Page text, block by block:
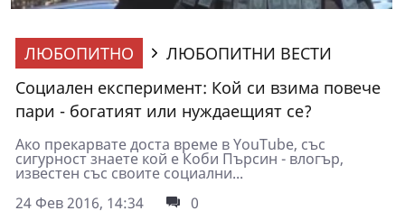
ЛЮБОПИТНО
ЛЮБОПИТНИ ВЕСТИ
Социален експеримент: Кой си взима повече
пари - богатият или нуждаещият се?
Ако прекарвате доста време в YouTube, със
сигурност знаете кой е Коби Пърсин - влогър,
известен със своите социални...
24 Фев 2016, 14:34
0